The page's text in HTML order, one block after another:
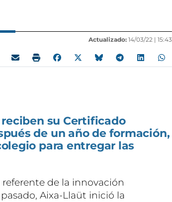
Actualizado: 14/03/22 | 15:43
su Certificado
de un año de formación,
para entregar las
de la innovación
Aixa-Llaüt inició la